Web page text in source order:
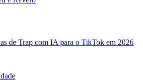
de Trap com IA para o TikTok em 2026